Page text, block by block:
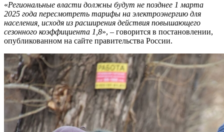
«Региональные власти должны будут не позднее 1 марта
2025 года пересмотреть тарифы на электроэнергию для
населения, исходя из расширения действия повышающего
сезонного коэффициента 1,8», – говорится в постановлении,
опубликованном на сайте правительства России.